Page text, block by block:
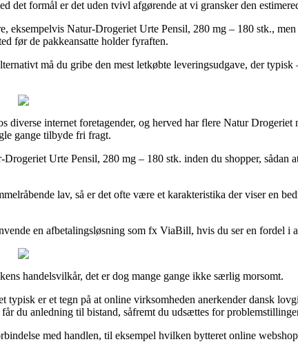
formål er det uden tvivl afgørende at vi gransker den
Natur-Drogeriet Urte Pensil, 280 mg – 180 stk.,
før de pakkeansatte holder fyraften.
må du gribe den mest letkøbte leveringsudgave, der
internet foretagender, og herved har flere Natur Drogeriet
gange tilbyde fri fragt.
Urte Pensil, 280 mg – 180 stk. inden du shopper, sådan
lav, så er det ofte være et karakteristika der viser en
en afbetalingsløsning som fx ViaBill, hvis du ser en fordel i
handelsvilkår, det er dog mange gange ikke særlig morsomt.
er et tegn på at online virksomheden anerkender dansk
du anledning til bistand, såfremt du udsættes for
med handlen, til eksempel hvilken bytteret online